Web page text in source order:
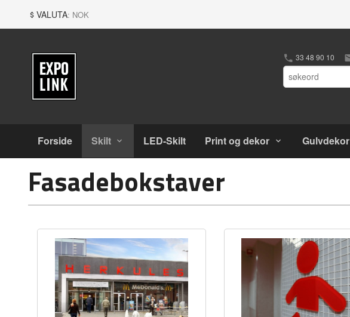
VALUTA: NOK
33 48 90 10
Produkter
Forside Skilt LED-Skilt Print og dekor Gulvdekor
Fasadebokstaver